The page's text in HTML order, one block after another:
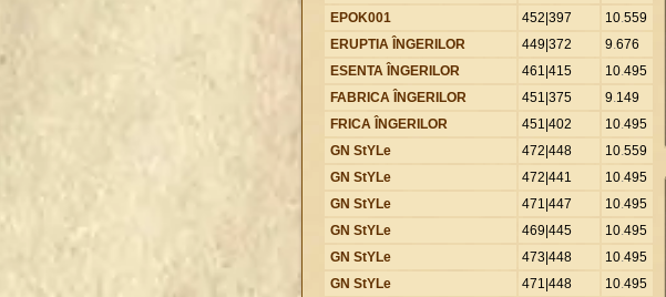
EPOK001
452|397 10.559
ERUPTIA ÎNGERILOR
449|372 9.676
ESENTA ÎNGERILOR
461|415 10.495
FABRICA ÎNGERILOR
451|375 9.149
FRICA ÎNGERILOR
451|402 10.495
GN StYLe
472|448 10.559
GN StYLe
472|441 10.495
GN StYLe
471|447 10.495
GN StYLe
469|445 10.495
GN StYLe
473|448 10.495
GN StYLe
471|448 10.495